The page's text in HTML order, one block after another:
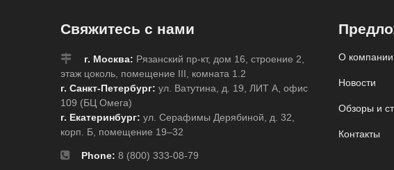
Свяжитесь с нами
г. Москва: Рязанский пр-кт, дом 16, строение 2,
этаж цоколь, помещение III, комната 1.2
г. Санкт-Петербург: ул. Ватутина, д. 19, ЛИТ А, офис
109 (БЦ Омега)
г. Екатеринбург: ул. Серафимы Дерябиной, д. 32,
корп. Б, помещение 19–32
Phone: 8 (800) 333-08-79
О компании
Новости
Обзоры и
Контакты